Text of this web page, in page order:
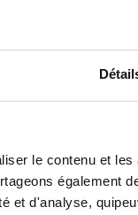
le contenu et
également
et d'analyse,